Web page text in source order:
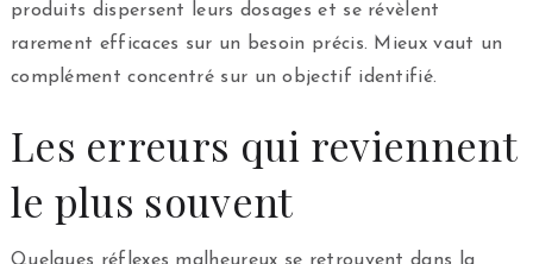
produits dispersent leurs dosages et se révèlent
rarement efficaces sur un besoin précis. Mieux vaut un
complément concentré sur un objectif identifié.
Les erreurs qui reviennent
le plus souvent